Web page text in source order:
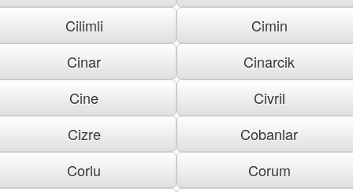
Cilimli
Cimin
Cinar
Cinarcik
Cine
Civril
Cizre
Cobanlar
Corlu
Corum